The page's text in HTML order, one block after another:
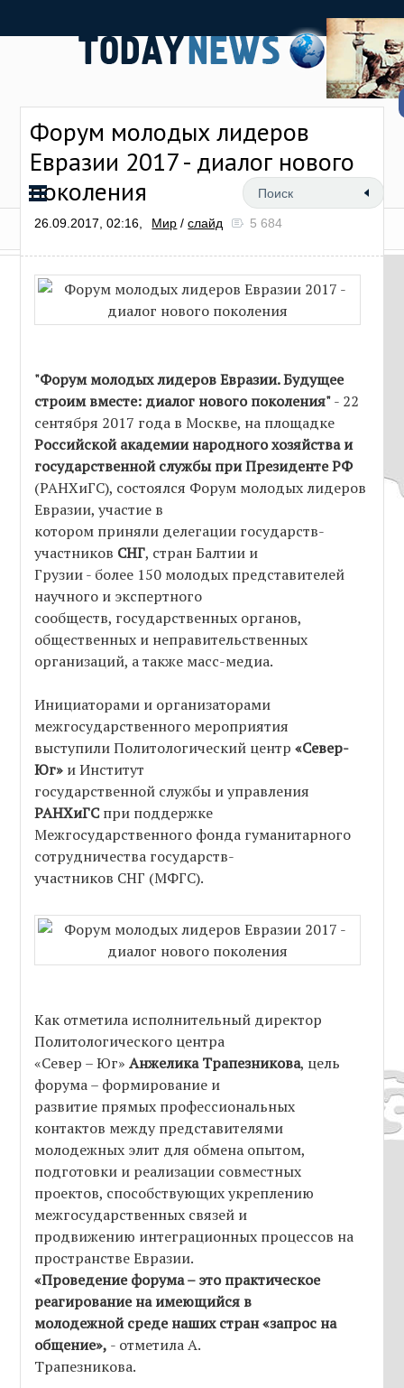
Форум молодых лидеров
Евразии 2017 - диалог нового
поколения
26.09.2017, 02:16, Мир /слайд 5 684
"Форум молодых лидеров Евразии. Будущее
строим вместе: диалог нового поколения"- 22
сентября 2017 года в Москве, на площадке
Российской академии народного хозяйства и
государственной службы при Президенте РФ
(РАНХиГС), состоялся Форум молодых лидеров
Евразии, участие в
котором приняли делегации государств-
участников СНГ, стран Балтии и
Грузии - более 150 молодых представителей
научного и экспертного
сообществ, государственных органов,
общественных и неправительственных
организаций, а также масс-медиа.
Инициаторами и организаторами
межгосударственного мероприятия
выступили Политологический центр«Север-
Юг» и Институт
государственной службы и управления
РАНХиГСпри поддержке
Межгосударственного фонда гуманитарного
сотрудничества государств-
участников СНГ (МФГС).
Как отметила исполнительный директор
Политологического центра
«Север – Юг»Анжелика Трапезникова, цель
форума – формирование и
развитие прямых профессиональных
контактов между представителями
молодежных элит для обмена опытом,
подготовки и реализации совместных
проектов, способствующих укреплению
межгосударственных связей и
продвижению интеграционных процессов на
пространстве Евразии.
«Проведение форума – это практическое
реагирование на имеющийся в
молодежной среде наших стран «запрос на
общение», - отметила А.
Трапезникова.